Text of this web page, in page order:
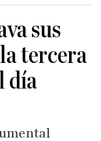
sus
tercera
día